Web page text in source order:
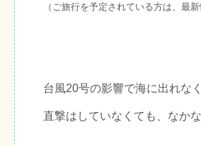
（ご旅行を予定されている方は、最
台風20号の影響で海に出れな
直撃はしていなくても、なか